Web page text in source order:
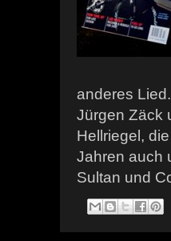
anderes
Jürgen Zäck
Hellriegel,
Jahren auch
Sultan und